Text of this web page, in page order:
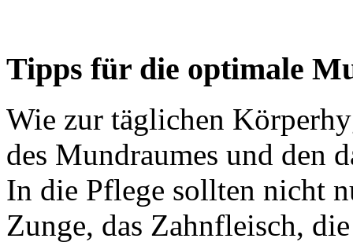
Tipps für die optimale
Wie zur täglichen
des Mundraumes und den
In die Pflege sollten nicht
Zunge, das Zahnfleisch,